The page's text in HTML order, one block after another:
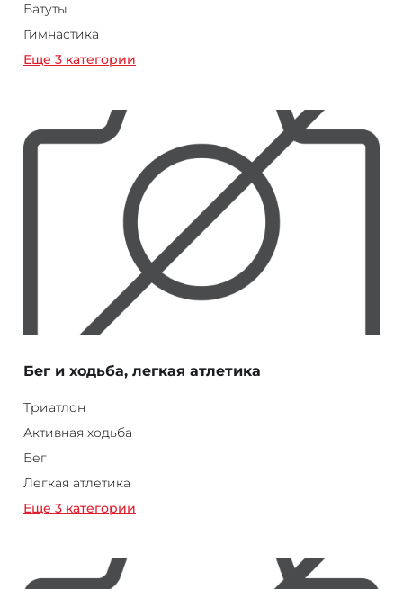
Батуты
Гимнастика
Еще 3 категории
Бег и ходьба, легкая атлетика
Триатлон
Активная ходьба
Бег
Легкая атлетика
Еще 3 категории